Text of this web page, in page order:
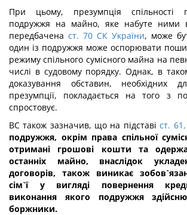
При цьому, презумпція спільності
подружжя на майно, яке набуте ними
передбачена ст. 70 СК України, може
один із подружжя може оспорювати
режиму спільного сумісного майна на
числі в судовому порядку. Однак, в
доказування обставин, необхідних
презумпції, покладається на того з
спростовує.
ВС також зазначив, що на підставіст. 61,
подружжя, окрім права спільної
отримані грошові кошти та
останніх майно, внаслідок
договорів, також виникає
сім`ї у вигляді повернення
виконання якого подружжя
боржники.